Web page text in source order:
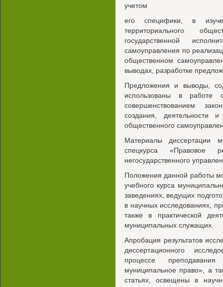
учетом
его специфики, в
территориального
государственной
самоуправления по
общественном
выводах, разработке
Предложения и выводы,
использованы в работе
совершенствованием
создания, деятельности и
общественного
Материалы диссертации
спецкурса «Правовое
негосударственного
Положения данной работы
учебного курса
заведениях, ведущих
в научных исследованиях,
также в практической
муниципальных служащих.
Апробация результатов
диссертационного
процессе
муниципальное право», а
статьях, освещены в